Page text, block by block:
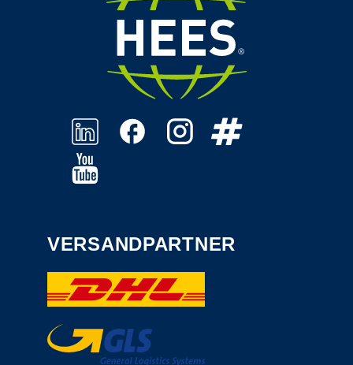
VERSANDPARTNER